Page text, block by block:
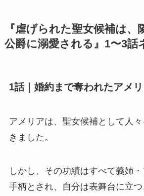
『虐げられた聖女候補は、
公爵に溺愛される』1〜3話
1話｜婚約まで奪われたアメ
アメリアは、聖女候補として人
きました。
しかし、その功績はすべて義姉
手柄とされ、自分は表舞台に立